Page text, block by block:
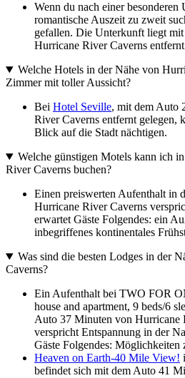
Wenn du nach einer
romantische Auszeit zu zweit
gefallen. Die Unterkunft liegt
Hurricane River Caverns
Welche Hotels in der Nähe von
Zimmer mit toller Aussicht?
Bei Hotel Seville, mit dem Auto
River Caverns entfernt gelegen,
Blick auf die Stadt nächtigen.
Welche günstigen Motels kann ich
River Caverns buchen?
Einen preiswerten Aufenthalt in
Hurricane River Caverns
erwartet Gäste Folgendes: ein
inbegriffenes kontinentales
Was sind die besten Lodges in der
Caverns?
Ein Aufenthalt bei TWO FOR
house and apartment, 9 beds/6
Auto 37 Minuten von Hurricane
verspricht Entspannung in der
Gäste Folgendes: Möglichkeiten
Heaven on Earth-40 Mile View!
befindet sich mit dem Auto 41